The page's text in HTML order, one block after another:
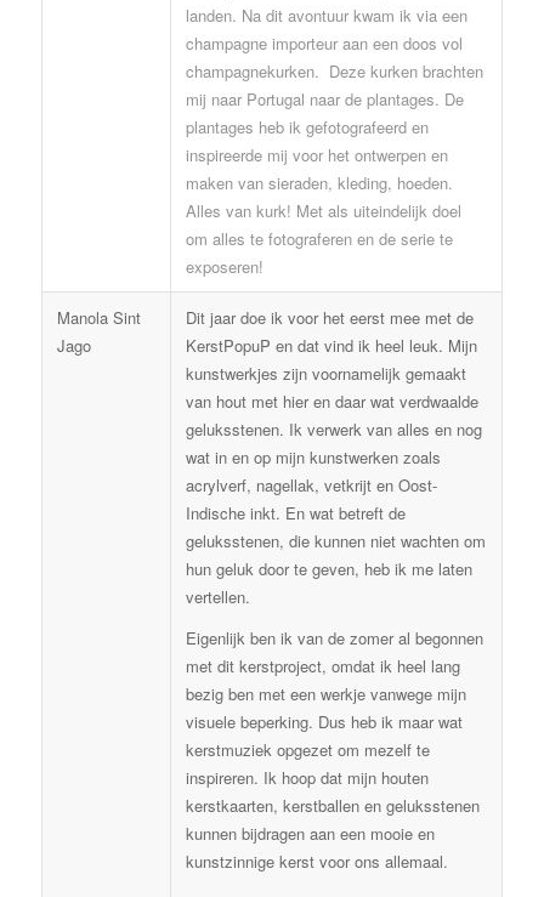
landen. Na dit avontuur kwam ik via een
champagne importeur aan een doos vol
champagnekurken. Deze kurken brachten
mij naar Portugal naar de plantages. De
plantages heb ik gefotografeerd en
inspireerde mij voor het ontwerpen en
maken van sieraden, kleding, hoeden.
Alles van kurk! Met als uiteindelijk doel
om alles te fotograferen en de serie te
exposeren!
Manola Sint
Jago
Dit jaar doe ik voor het eerst mee met de
KerstPopuP en dat vind ik heel leuk. Mijn
kunstwerkjes zijn voornamelijk gemaakt
van hout met hier en daar wat verdwaalde
geluksstenen. Ik verwerk van alles en nog
wat in en op mijn kunstwerken zoals
acrylverf, nagellak, vetkrijt en Oost-
Indische inkt. En wat betreft de
geluksstenen, die kunnen niet wachten om
hun geluk door te geven, heb ik me laten
vertellen.
Eigenlijk ben ik van de zomer al begonnen
met dit kerstproject, omdat ik heel lang
bezig ben met een werkje vanwege mijn
visuele beperking. Dus heb ik maar wat
kerstmuziek opgezet om mezelf te
inspireren. Ik hoop dat mijn houten
kerstkaarten, kerstballen en geluksstenen
kunnen bijdragen aan een mooie en
kunstzinnige kerst voor ons allemaal.